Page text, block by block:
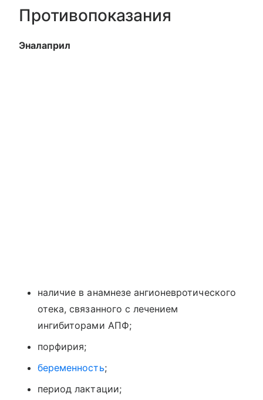
Противопоказания
Эналаприл
наличие в анамнезе ангионевротического
отека, связанного с лечением
ингибиторами АПФ;
порфирия;
беременность;
период лактации;